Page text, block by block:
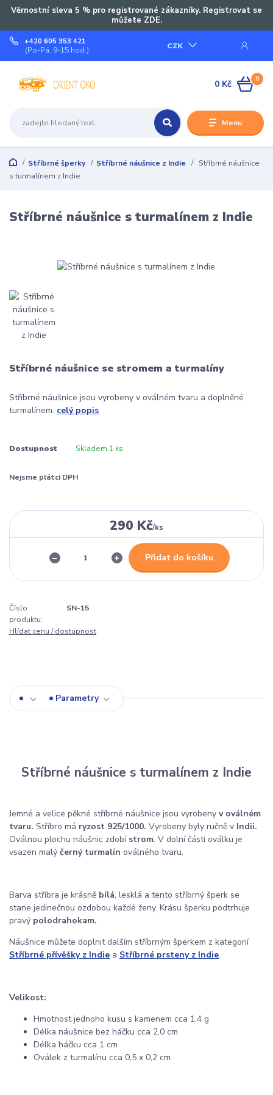
Věrnostní sleva 5 % pro registrované zákazníky. Registrovat se
můžete ZDE.
Menu
CZK
+420 605 353 421
(Po-Pá, 9-15 hod.)
0
0 Kč
Stříbrné šperky Stříbrné náušnice z Indie
Stříbrné náušnice
s turmalínem z Indie
Stříbrné náušnice s turmalínem z Indie
Stříbrné náušnice se stromem a turmalíny
Stříbrné náušnice jsou vyrobeny v oválném tvaru a doplněné
turmalínem. celý popis
Dostupnost Skladem 1 ks
Nejsme plátci DPH
290 Kč/ks
Přidat do košíku
Číslo
produktu:
SN-15
Hlídat cenu / dostupnost
Parametry
Stříbrné náušnice s turmalínem z Indie
Jemné a velice pěkné stříbrné náušnice jsou vyrobeny v oválném
tvaru. Stříbro má ryzost 925/1000. Vyrobeny byly ručně v Indii.
Oválnou plochu náušnic zdobí strom. V dolní části oválku je
vsazen malý černý turmalín oválného tvaru.
Barva stříbra je krásně bílá, lesklá a tento stříbrný šperk se
stane jedinečnou ozdobou každé ženy. Krásu šperku podtrhuje
pravý polodrahokam.
Náušnice můžete doplnit dalším stříbrným šperkem z kategorií
Stříbrné přívěšky z Indie a Stříbrné prsteny z Indie.
Velikost:
Hmotnost jednoho kusu s kamenem cca 1,4 g
Délka náušnice bez háčku cca 2,0 cm
Délka háčku cca 1 cm
Oválek z turmalínu cca 0,5 x 0,2 cm